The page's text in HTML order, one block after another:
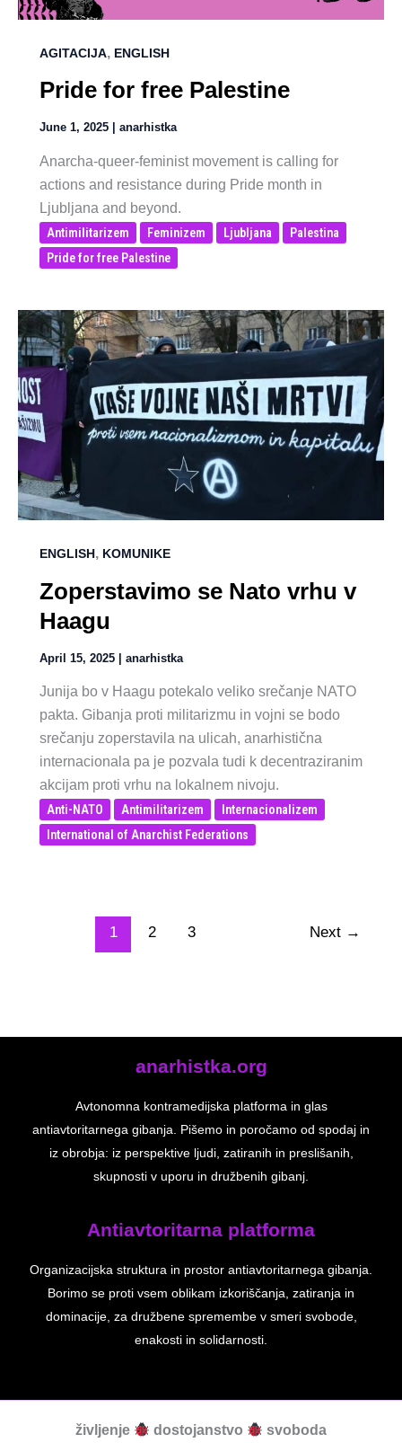
AGITACIJA, ENGLISH
Pride for free Palestine
June 1, 2025 anarhistka
Anarcha-queer-feminist movement is calling for
actions and resistance during Pride month in
Ljubljana and beyond.
Antimilitarizem Feminizem Ljubljana
Palestina
Pride for free Palestine
ENGLISH, KOMUNIKE
Zoperstavimo se Nato vrhu v
Haagu
April 15, 2025 | anarhistka
Junija bo v Haagu potekalo veliko srečanje NATO
pakta. Gibanja proti militarizmu in vojni se bodo
srečanju zoperstavila na ulicah, anarhistična
internacionala pa je pozvala tudi k decentraziranim
akcijam proti vrhu na lokalnem nivoju.
Anti-NATO Antimilitarizem
Internacionalizem
International of Anarchist Federations
1 2 3 Next →
anarhistka.org
Avtonomna kontramedijska platforma in glas
antiavtoritarnega gibanja. Pišemo in poročamo od spodaj in
iz obrobja: iz perspektive ljudi, zatiranih in preslišanih,
skupnosti v uporu in družbenih gibanj.
Antiavtoritarna platforma
Organizacijska struktura in prostor antiavtoritarnega gibanja.
Borimo se proti vsem oblikam izkoriščanja, zatiranja in
dominacije, za družbene spremembe v smeri svobode,
enakosti in solidarnosti.
življenje dostojanstvo svoboda